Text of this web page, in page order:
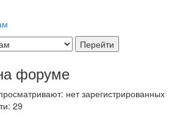
форуме
нет зарегистрированных
29